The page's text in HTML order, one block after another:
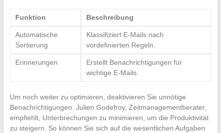
Funktion Beschreibung
Automatische
Sortierung
Klassifiziert E-Mails nach
vordefinierten Regeln.
Erinnerungen
Erstellt Benachrichtigungen für
wichtige E-Mails.
Um noch weiter zu optimieren, deaktivieren Sie unnötige
Benachrichtigungen. Julien Godefroy, Zeitmanagementberater,
empfiehlt, Unterbrechungen zu minimieren, um die Produktivität
zu steigern. So können Sie sich auf die wesentlichen Aufgaben